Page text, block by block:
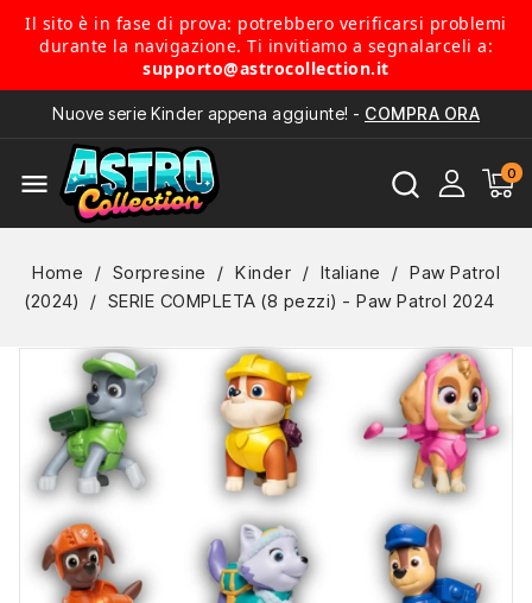
Il sito è in fase di prova: potrebbero verificarsi problemi
durante la navigazione. Ti invitiamo a segnalarceli a:
supporto@astrocollection.it
Nuove serie Kinder appena aggiunte! - COMPRA ORA
menu
Home Sorpresine Kinder Italiane
Paw Patrol
(2024)
SERIE COMPLETA (8 pezzi) - Paw Patrol 2024
NUOVO